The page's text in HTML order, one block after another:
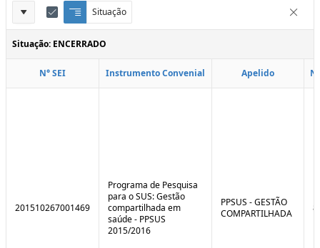
Definições
do
Relatório
Situação
Q
u
e
b
E
d
i
t
Situação: ENCERRADO
N° SEI Instrumento Convenial Apelido
201510267001469
Programa de Pesquisa
para o SUS: Gestão
compartilhada em
saúde - PPSUS
2015/2016
PPSUS - GESTÃO
COMPARTILHADA